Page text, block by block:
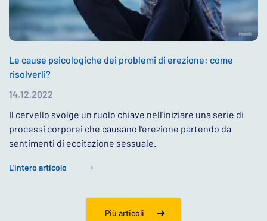
Le cause psicologiche dei problemi di erezione: come
risolverli?
14.12.2022
Il cervello svolge un ruolo chiave nell’iniziare una serie di
processi corporei che causano l’erezione partendo da
sentimenti di eccitazione sessuale.
L'intero articolo
Più articoli